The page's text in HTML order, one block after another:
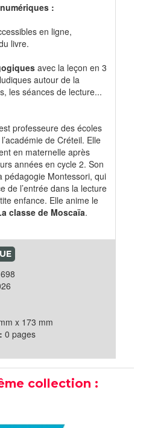
:
en ligne,
livre.
avec la leçon en 3
autour de la
les séances de lecture...
professeure des écoles
de Créteil. Elle
en maternelle après
années en cycle 2. Son
pédagogie Montessori, qui
de l’entrée dans la lecture
enfance. Elle anime le
classe de Moscaïa.
x 173 mm
0 pages
collection :